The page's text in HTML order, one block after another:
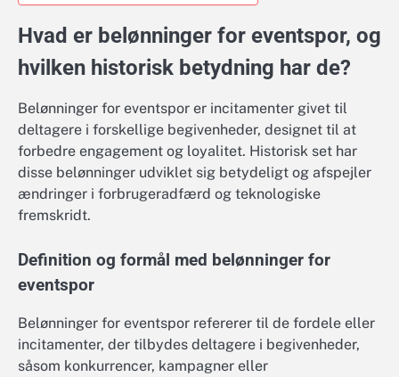
Hvad er belønninger for eventspor, og
hvilken historisk betydning har de?
Belønninger for eventspor er incitamenter givet til
deltagere i forskellige begivenheder, designet til at
forbedre engagement og loyalitet. Historisk set har
disse belønninger udviklet sig betydeligt og afspejler
ændringer i forbrugeradfærd og teknologiske
fremskridt.
Definition og formål med belønninger for
eventspor
Belønninger for eventspor refererer til de fordele eller
incitamenter, der tilbydes deltagere i begivenheder,
såsom konkurrencer, kampagner eller